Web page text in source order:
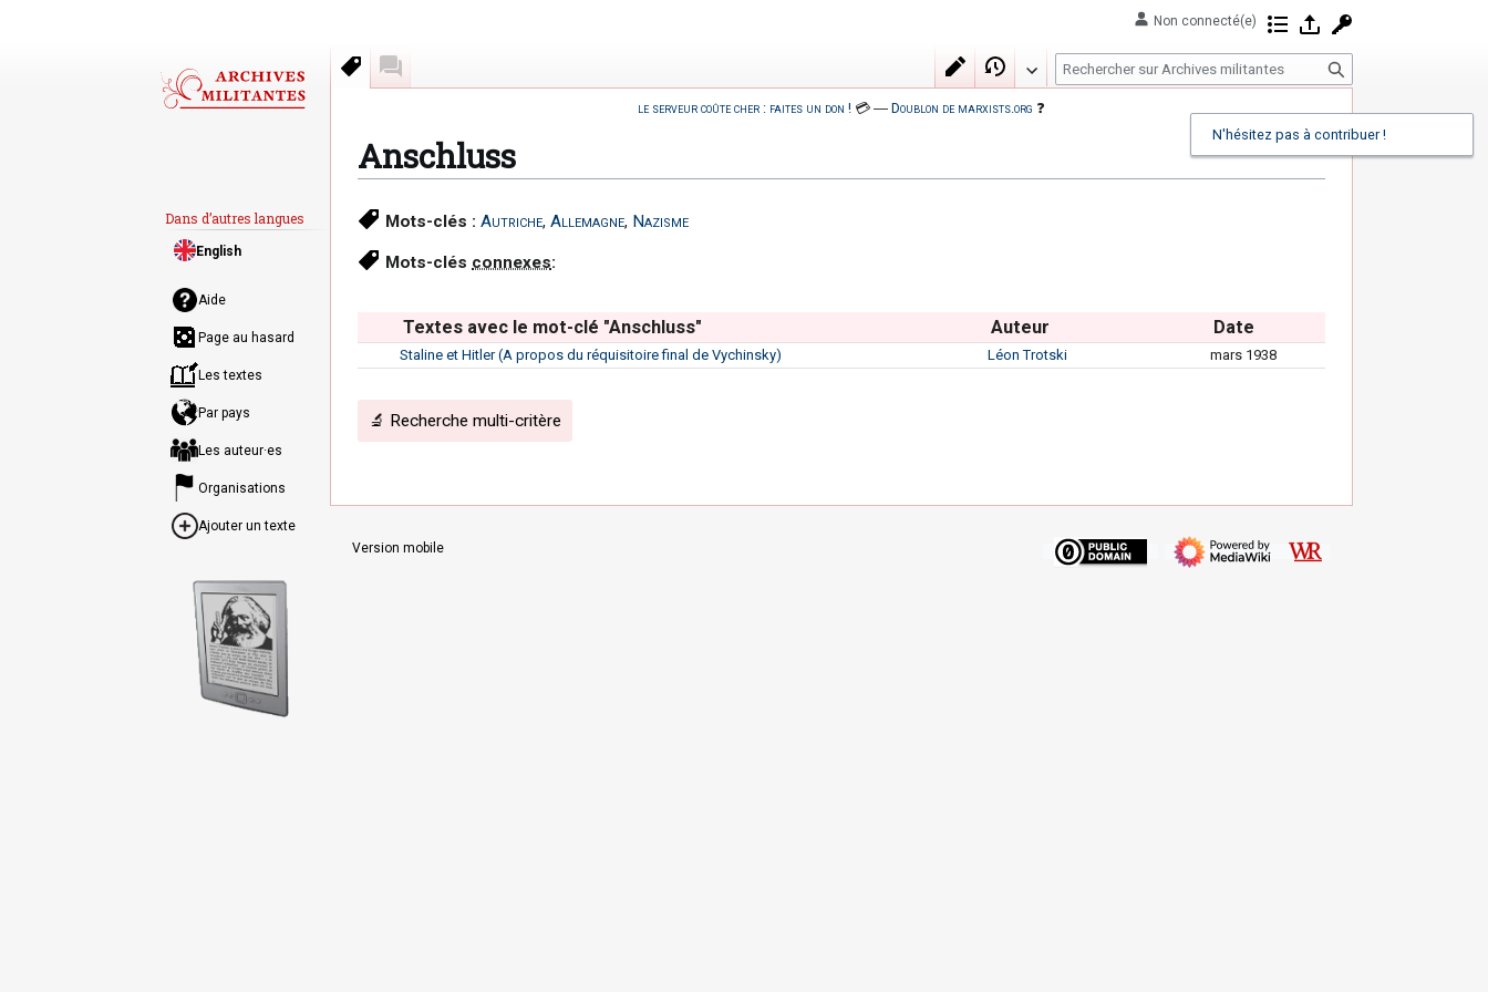
le serveur coûte cher : faites un don ! 💳 ― Doublon de marxists.org ❓
Anschluss
Aller
à
la
Aller
à
la
Mots-clés : Autriche, Allemagne, Nazisme
Mots-clés connexes:
Textes avec le mot-clé "Anschluss" Auteur Date
Staline et Hitler (A propos du réquisitoire final de Vychinsky) Léon Trotski mars 1938
🔬 Recherche multi-critère
Non connecté(e) Contributions
Se connecter
Mots-clés ModifierHistorique
R
e
e
Aide
Page au hasard
Les textes
Par pays
Les auteur·es
Organisations
Ajouter un texte
Dans d’autres langues
English
Version mobile
N'hésitez pas à contribuer !